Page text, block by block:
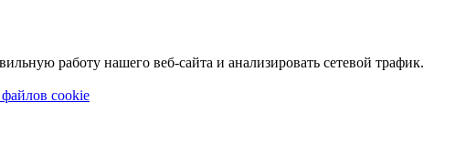
работу нашего веб-сайта и анализировать сетевой трафик.
cookie